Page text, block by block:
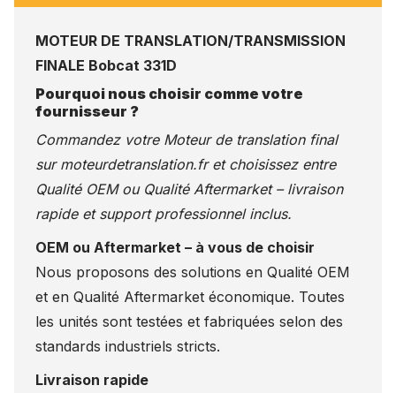
MOTEUR DE TRANSLATION/TRANSMISSION
FINALE Bobcat 331D
Pourquoi nous choisir comme votre
fournisseur ?
Commandez votre Moteur de translation final
sur moteurdetranslation.fret choisissez entre
Qualité OEM ou Qualité Aftermarket – livraison
rapide et support professionnel inclus.
OEM ou Aftermarket – à vous de choisir
Nous proposons des solutions en Qualité OEM
et en Qualité Aftermarket économique. Toutes
les unités sont testées et fabriquées selon des
standards industriels stricts.
Livraison rapide